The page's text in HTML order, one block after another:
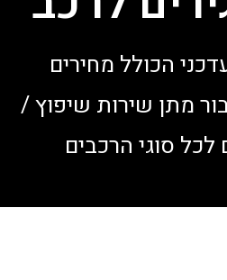
הכולל מחירים
מתן שירות שיפוץ /
סוגי הרכבים